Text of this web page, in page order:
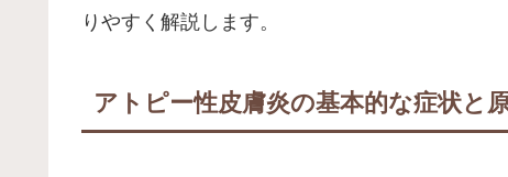
りやすく解説します。
アトピー性皮膚炎の基本的な症状と